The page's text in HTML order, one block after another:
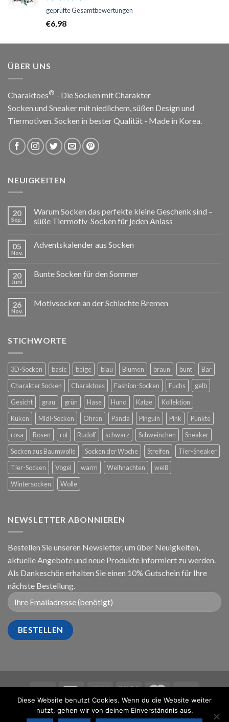
Bewertet
von 5
geprüfte Gesamtbewertungen
€6,98
ÜBER UNS
Charaktoes® - Die Socken mit Charakter
Socken und Sneaker mit niedlichem, süßen Design und
Tiermotiven. Socken in bester Qualität - Made in Korea.
NEUIGKEITEN
20
Sep.
Warum Socken das perfekte kleine Geschenk sind –
süße Tiermotiv-Socken für jeden Anlass
05
Nov.
Adventskalender aus Socken
20
Juni
Bunte Socken für den Sommer
26
Nov.
Motivsocken an der Schlachte Bremen
STICHWORTE
3D-Socken basic beige blau Blumen braun bunt
Bär
Charakter Socken
Charaktoes Fashion-Socken Fuchs
gelb
Gesicht
grau grün Hase Hund Katze
Kollektion
Küken
Midi-Socken Ohren Panda Pinguin Pink
Punkte
rosa
Rosen rot Rudolf schwarz Schweinchen
Sneaker
Socken aus Baumwolle
Socken der Woche Streifen
Tier-Sneaker
Tier-Socken
Vogel warm Weihnachten
weiß
Wintersocken
Wolle
NEWSLETTER ABONNIEREN
Bestellen Sie unseren Newsletter, um über Neuigkeiten,
aktuelle Angebote und neue Produkte informiert zu werden.
Als Dankeschön erhalten Sie einen 10% Gutschein für Ihre
nächste Bestellung.
IMPRESSUM AGB
DATENSCHUTZBELEHRUNG
WIDERRUFSBELEHRUNG
KONTAKT FAQ
Diese Website benutzt Cookies. Wenn du die Website weiter
nutzt, gehen wir von deinem Einverständnis aus.